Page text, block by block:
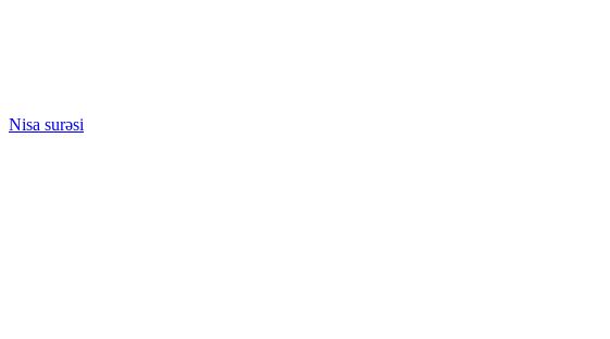
Nisa surəsi